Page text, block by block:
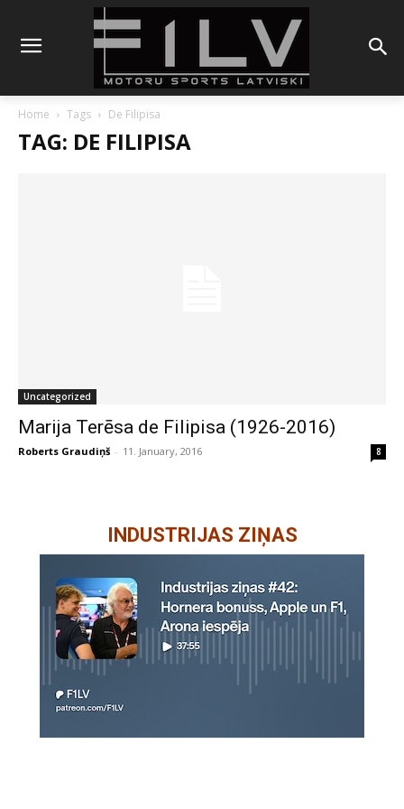
Home Tags De Filipisa
TAG: DE FILIPISA
Uncategorized
Marija Terēsa de Filipisa (1926-2016)
Roberts Graudiņš - 11. January, 2016 8
INDUSTRIJAS ZIŅAS